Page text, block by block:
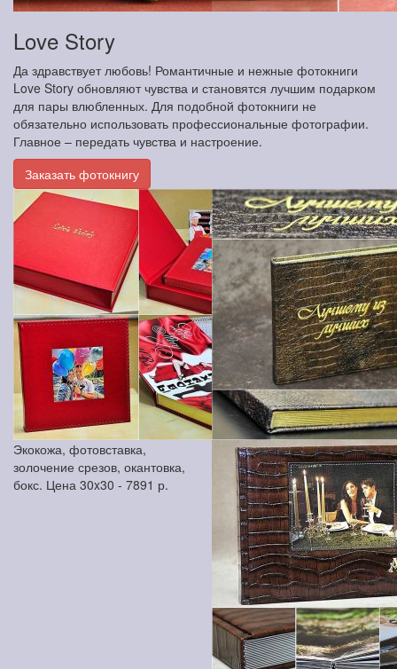
Love Story
Да здравствует любовь! Романтичные и нежные фотокниги
Love Story обновляют чувства и становятся лучшим подарком
для пары влюбленных. Для подобной фотокниги не
обязательно использовать профессиональные фотографии.
Главное – передать чувства и настроение.
Заказать фотокнигу
Экокожа, фотовставка,
золочение срезов, окантовка,
бокс. Цена 30x30 - 7891 р.